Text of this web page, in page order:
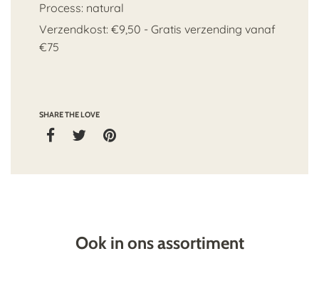
Process: natural
Verzendkost: €9,50 - Gratis verzending vanaf
€75
SHARE THE LOVE
Ook in ons assortiment